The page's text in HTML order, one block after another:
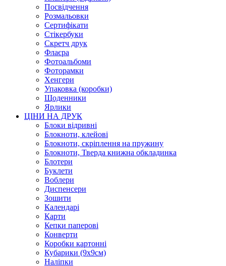
Посвідчення
Розмальовки
Сертифікати
Стікербуки
Скретч друк
Флаєра
Фотоальбоми
Фоторамки
Хенгери
Упаковка (коробки)
Щоденники
Ярлики
ЦІНИ НА ДРУК
Блоки відривні
Блокноти, клейові
Блокноти, скріплення на пружину
Блокноти, Тверда книжна обкладинка
Блотери
Буклети
Воблери
Диспенсери
Зошити
Календарі
Карти
Кепки паперові
Конверти
Коробки картонні
Кубарики (9х9см)
Наліпки